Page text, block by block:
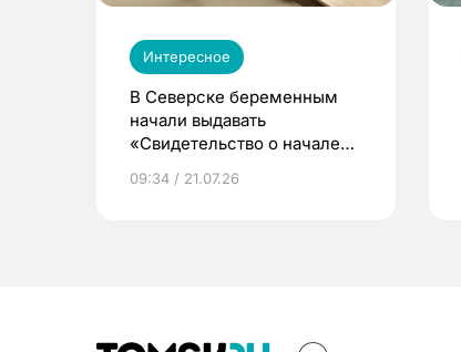
Интересное
В Северске беременным
начали выдавать
«Свидетельство о начале
09:34 / 21.07.26